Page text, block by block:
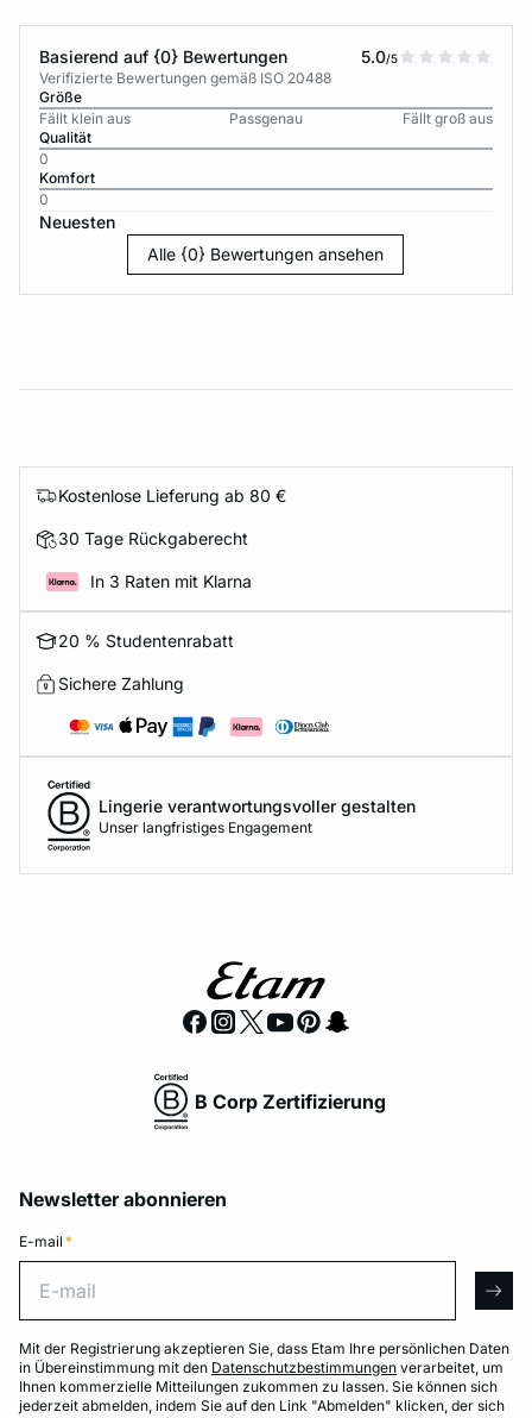
Basierend auf {0} Bewertungen 5.0/5
Verifizierte Bewertungen gemäß ISO 20488
Größe
Fällt klein aus
Passgenau
Fällt groß aus
Qualität
0
Komfort
0
Neuesten
Alle {0} Bewertungen ansehen
Kostenlose Lieferung ab 80 €
30 Tage Rückgaberecht
In 3 Raten mit Klarna
20 % Studentenrabatt
Sichere Zahlung
Lingerie verantwortungsvoller gestalten
Unser langfristiges Engagement
B Corp Zertifizierung
Newsletter abonnieren
E-mail *
Mit der Registrierung akzeptieren Sie, dass Etam Ihre persönlichen Daten
in Übereinstimmung mit den Datenschutzbestimmungen verarbeitet, um
Ihnen kommerzielle Mitteilungen zukommen zu lassen. Sie können sich
jederzeit abmelden, indem Sie auf den Link "Abmelden" klicken, der sich